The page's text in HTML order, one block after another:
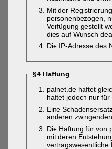
Mit der
personenbezogen,
Verfügung gestellt
dies auf Wunsch
Die IP-Adresse des
§4 Haftung
pafnet.de haftet
haftet jedoch nur für
Eine
anderen
Die Haftung für von
mit deren
vertragswesentliche